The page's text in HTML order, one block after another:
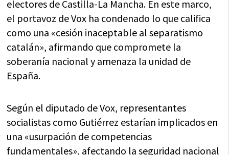
electores de Castilla-La Mancha. En este marco,
el portavoz de Vox ha condenado lo que califica
como una «cesión inaceptable al separatismo
catalán», afirmando que compromete la
soberanía nacional y amenaza la unidad de
España.
Según el diputado de Vox, representantes
socialistas como Gutiérrez estarían implicados en
una «usurpación de competencias
fundamentales», afectando la seguridad nacional